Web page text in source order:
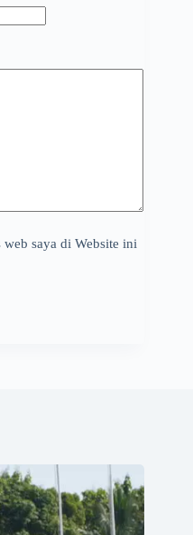
web saya di Website ini